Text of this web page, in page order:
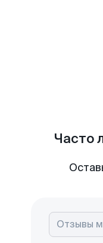
Часто